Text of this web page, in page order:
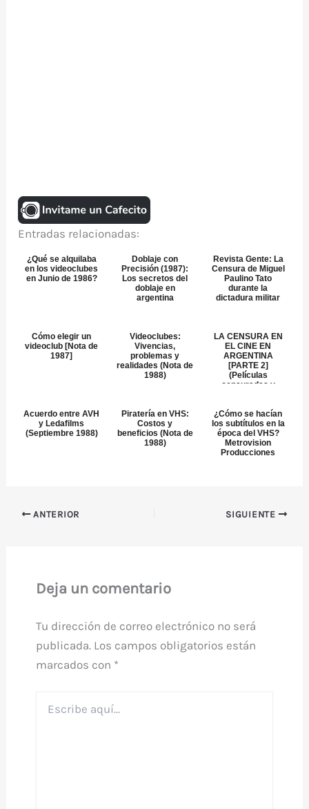
Entradas relacionadas:
¿Qué se alquilaba
en los videoclubes
en Junio de 1986?
Doblaje con
Precisión (1987):
Los secretos del
doblaje en
argentina
Revista Gente: La
Censura de Miguel
Paulino Tato
durante la
dictadura militar
Cómo elegir un
videoclub [Nota de
1987]
Videoclubes:
Vivencias,
problemas y
realidades (Nota de
1988)
LA CENSURA EN
EL CINE EN
ARGENTINA
[PARTE 2]
(Películas
censuradas y
Acuerdo entre AVH
y Ledafilms
(Septiembre 1988)
Piratería en VHS:
Costos y
beneficios (Nota de
1988)
¿Cómo se hacían
los subtítulos en la
época del VHS?
Metrovision
Producciones
ANTERIOR SIGUIENTE
Deja un comentario
Tu dirección de correo electrónico no será
publicada. Los campos obligatorios están
marcados con *
aquí...